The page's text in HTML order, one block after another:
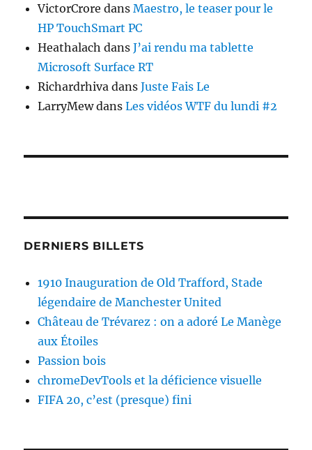
VictorCrore dansMaestro, le teaser pour le
HP TouchSmart PC
Heathalach dansJ’ai rendu ma tablette
Microsoft Surface RT
Richardrhiva dansJuste Fais Le
LarryMewdansLes vidéos WTF du lundi #2
DERNIERS BILLETS
1910 Inauguration de Old Trafford, Stade
légendaire de Manchester United
Château de Trévarez : on a adoré Le Manège
aux Étoiles
Passion bois
chromeDevTools et la déficience visuelle
FIFA 20, c’est (presque) fini